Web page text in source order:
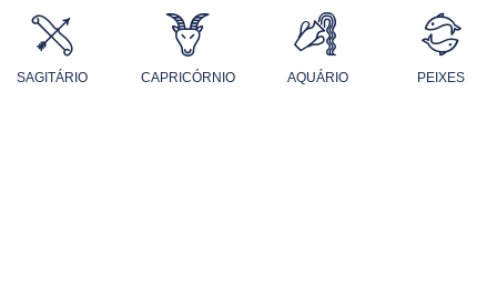
SAGITÁRIO CAPRICÓRNIO AQUÁRIO PEIXES